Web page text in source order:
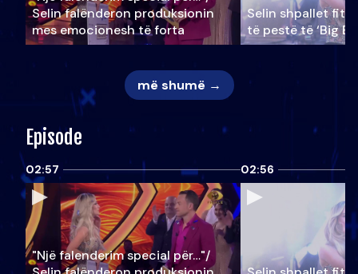
Selin falënderon produksionin
mes emocionesh të forta
Selin shpallet
të pestë të ‘Big
më shumë →
Episode
02:57
"Një falenderim special për…"/
02:56